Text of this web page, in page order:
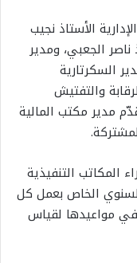
الأستاذ نجيب
ناصر الجعبي، ومدير
السكرتارية
والتفتيش
مدير مكتب المالية
المكاتب التنفيذية
الخاص بعمل كل
في مواعيدها لقياس